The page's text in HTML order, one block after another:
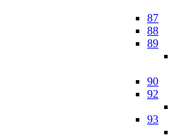
87
88
89
90
92
93